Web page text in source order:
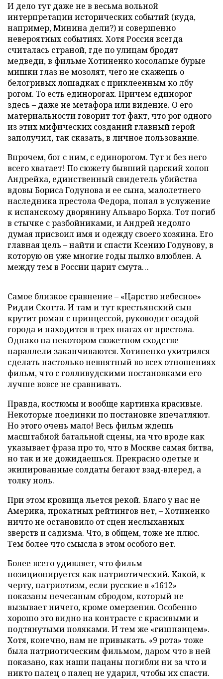
И дело тут даже не в весьма вольной
интерпретации исторических событий (куда,
например, Минина дели?) и совершенно
невероятных событиях. Хотя Россия всегда
считалась страной, где по улицам бродят
медведи, в фильме Хотиненко косолапые бурые
мишки глаз не мозолят, чего не скажешь о
белогривых лошадках с приклеенным ко лбу
рогом. То есть единорогах. Причем единорог
здесь – даже не метафора или видение. О его
материальности говорит тот факт, что рог одного
из этих мифических созданий главный герой
заполучил, так сказать, в личное пользование.
Впрочем, бог с ним, с единорогом. Тут и без него
всего хватает! По сюжету бывший царский холоп
Андрейка, единственный свидетель убийства
вдовы Бориса Годунова и ее сына, малолетнего
наследника престола Федора, попал в услужение
к испанскому дворянину Альваро Борха. Тот погиб
в стычке с разбойниками, и Андрей недолго
думая присвоил имя и одежду своего хозяина. Его
главная цель – найти и спасти Ксению Годунову, в
которую он уже многие годы пылко влюблен. А
между тем в России царит смута…
Самое близкое сравнение – «Царство небесное»
Ридли Скотта. И там и тут крестьянский сын
крутит роман с принцессой, руководит осадой
города и находится в трех шагах от престола.
Однако на некотором сюжетном сходстве
параллели заканчиваются. Хотиненко ухитрился
сделать настолько невнятный во всех отношениях
фильм, что с голливудскими постановками его
лучше вовсе не сравнивать.
Правда, костюмы и вообще картинка красивые.
Некоторые поединки по постановке впечатляют.
Но этого очень мало! Весь фильм ждешь
масштабной батальной сцены, на что вроде как
указывает фраза про то, что в Москве самая битва,
но так и не дожидаешься. Прекрасно одетые и
экипированные солдаты бегают взад-вперед, а
толку ноль.
При этом кровища льется рекой. Благо у нас не
Америка, прокатных рейтингов нет, – Хотиненко
ничто не остановило от сцен неслыханных
зверств и садизма. Что, в общем, тоже не плюс.
Тем более что смысла в этом особого нет.
Более всего удивляет, что фильм
позиционируется как патриотический. Какой, к
черту, патриотизм, если русские в «1612»
показаны нечесаным сбродом, который не
вызывает ничего, кроме омерзения. Особенно
хорошо это видно на контрасте с красивыми и
подтянутыми поляками. И тем же «гишпанцем».
Хотя, конечно, нам не привыкать. «9 рота» тоже
была патриотическим фильмом, даром что в ней
показано, как наши пацаны погибли ни за что и
никто палец о палец не ударил, чтобы их спасти.